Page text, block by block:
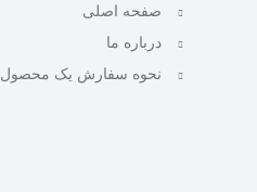
صفحه اصلی
درباره ما
نحوه سفارش یک محصول